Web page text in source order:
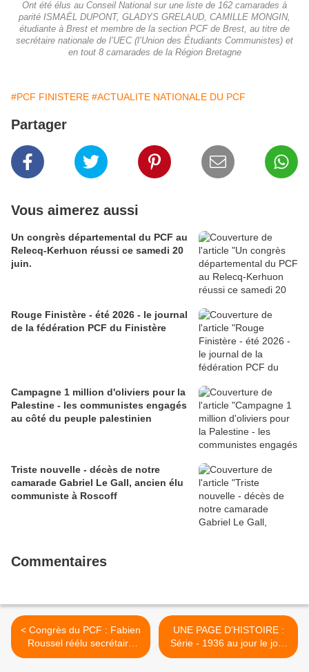
Ont été élus au Conseil National sur une liste de 162 camarades à
parité ISMAËL DUPONT, GLADYS GRELAUD, CAMILLE MONGIN,
étudiante à Brest et membre de la section PCF de Brest, au titre de
secrétaire nationale de l’UEC (l’Union des Étudiants Communistes) et
en tout 8 camarades de la Région Bretagne
#PCF FINISTERE #ACTUALITE NATIONALE DU PCF
Partager
Vous aimerez aussi
Un congrès départemental du PCF au
Relecq-Kerhuon réussi ce samedi 20
juin.
Rouge Finistère - été 2026 - le journal
de la fédération PCF du Finistère
Campagne 1 million d'oliviers pour la
Palestine - les communistes engagés
au côté du peuple palestinien
Triste nouvelle - décès de notre
camarade Gabriel Le Gall, ancien élu
communiste à Roscoff
Commentaires
< Congrès du PCF : Fabien
Roussel réélu secrétaire
national du Parti
UNE PAGE D'HISTOIRE :
Série - 1936 au jour le jour
#4 >